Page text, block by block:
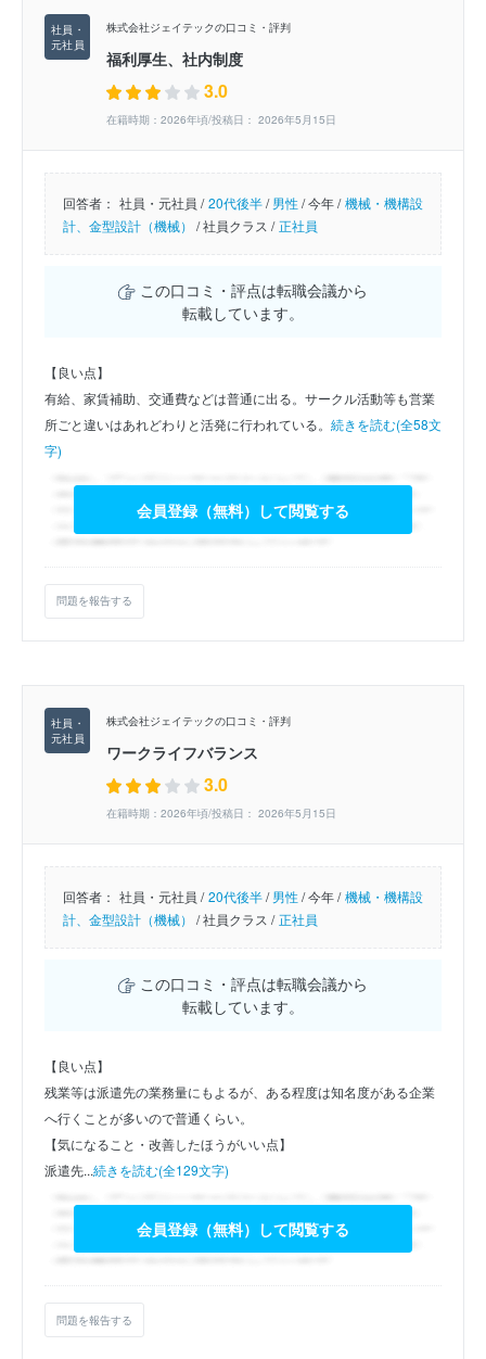
株式会社ジェイテックの口コミ・評判
福利厚生、社内制度
3.0
在籍時期：2026年頃/投稿日： 2026年5月15日
回答者： 社員・元社員 / 20代後半/男性/今年 / 機械・機構設
計、金型設計（機械） /社員クラス / 正社員
この口コミ・評点は転職会議から
転載しています。
【良い点】
有給、家賃補助、交通費などは普通に出る。サークル活動等も営業
所ごと違いはあれどわりと活発に行われている。 続きを読む(全58文
字)
会員登録（無料）して閲覧する
問題を報告する
株式会社ジェイテックの口コミ・評判
ワークライフバランス
3.0
在籍時期：2026年頃/投稿日： 2026年5月15日
回答者： 社員・元社員 / 20代後半/男性/今年 / 機械・機構設
計、金型設計（機械） /社員クラス / 正社員
この口コミ・評点は転職会議から
転載しています。
【良い点】
残業等は派遣先の業務量にもよるが、ある程度は知名度がある企業
へ行くことが多いので普通くらい。
【気になること・改善したほうがいい点】
派遣先...続きを読む(全129文字)
会員登録（無料）して閲覧する
問題を報告する